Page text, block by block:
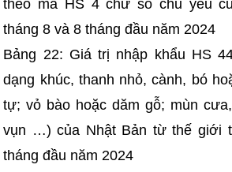
theo mã HS 4 chữ số chủ yếu
tháng 8 và 8 tháng đầu năm 2024
Bảng 22: Giá trị nhập khẩu HS
dạng khúc, thanh nhỏ, cành, bó
tự; vỏ bào hoặc dăm gỗ; mùn
vụn …) của Nhật Bản từ thế giới
tháng đầu năm 2024